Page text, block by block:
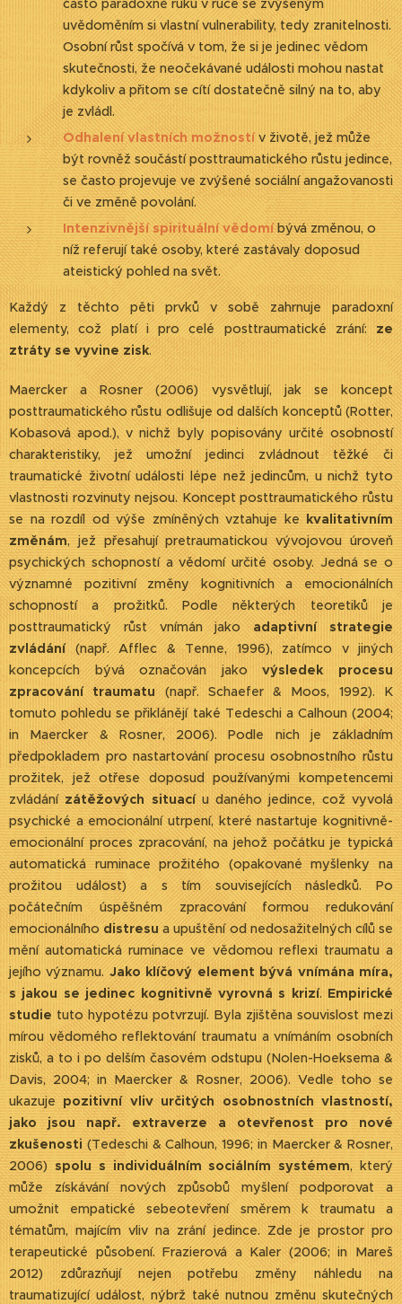
často paradoxně ruku v ruce se zvýšeným
uvědoměním si vlastní vulnerability, tedy zranitelnosti.
Osobní růst spočívá v tom, že si je jedinec vědom
skutečnosti, že neočekávané události mohou nastat
kdykoliv a přitom se cítí dostatečně silný na to, aby
je zvládl.
Odhalení vlastních možností v životě, jež může
být rovněž součástí posttraumatického růstu jedince,
se často projevuje ve zvýšené sociální angažovanosti
či ve změně povolání.
Intenzivnější spirituální vědomíbývá změnou, o
níž referují také osoby, které zastávaly doposud
ateistický pohled na svět.
Každý z těchto pěti prvků v sobě zahrnuje paradoxní
elementy, což platí i pro celé posttraumatické zrání: ze
ztráty se vyvine zisk.
Maercker a Rosner (2006) vysvětlují, jak se koncept
posttraumatického růstu odlišuje od dalších konceptů (Rotter,
Kobasová apod.), v nichž byly popisovány určité osobností
charakteristiky, jež umožní jedinci zvládnout těžké či
traumatické životní události lépe než jedincům, u nichž tyto
vlastnosti rozvinuty nejsou. Koncept posttraumatického růstu
se na rozdíl od výše zmíněných vztahuje kekvalitativním
změnám, jež přesahují pretraumatickou vývojovou úroveň
psychických schopností a vědomí určité osoby. Jedná se o
významné pozitivní změny kognitivních a emocionálních
schopností a prožitků. Podle některých teoretiků je
posttraumatický růst vnímán jakoadaptivní strategie
zvládání(např. Afflec & Tenne, 1996), zatímco v jiných
koncepcích bývá označován jakovýsledek procesu
zpracování traumatu(např. Schaefer & Moos, 1992). K
tomuto pohledu se přiklánějí také Tedeschi a Calhoun (2004;
in Maercker & Rosner, 2006). Podle nich je základním
předpokladem pro nastartování procesu osobnostního růstu
prožitek, jež otřese doposud používanými kompetencemi
zvládánízátěžových situacíu daného jedince, což vyvolá
psychické a emocionální utrpení, které nastartuje kognitivně-
emocionální proces zpracování, na jehož počátku je typická
automatická ruminace prožitého (opakované myšlenky na
prožitou událost) a s tím souvisejících následků. Po
počátečním úspěšném zpracování formou redukování
emocionálníhodistresu a upuštění od nedosažitelných cílů se
mění automatická ruminace ve vědomou reflexi traumatu a
jejího významu.Jako klíčový element bývá vnímána míra,
s jakou se jedinec kognitivně vyrovná s krizí. Empirické
studie tuto hypotézu potvrzují. Byla zjištěna souvislost mezi
mírou vědomého reflektování traumatu a vnímáním osobních
zisků, a to i po delším časovém odstupu (Nolen-Hoeksema &
Davis, 2004; in Maercker & Rosner, 2006). Vedle toho se
ukazujepozitivní vliv určitých osobnostních vlastností,
jako jsou např. extraverze a otevřenost pro nové
zkušenosti (Tedeschi & Calhoun, 1996; in Maercker & Rosner,
2006)spolu s individuálním sociálním systémem, který
může získávání nových způsobů myšlení podporovat a
umožnit empatické sebeotevření směrem k traumatu a
tématům, majícím vliv na zrání jedince. Zde je prostor pro
terapeutické působení. Frazierová a Kaler (2006; in Mareš
2012) zdůrazňují nejen potřebu změny náhledu na
traumatizující událost, nýbrž také nutnou změnu skutečných